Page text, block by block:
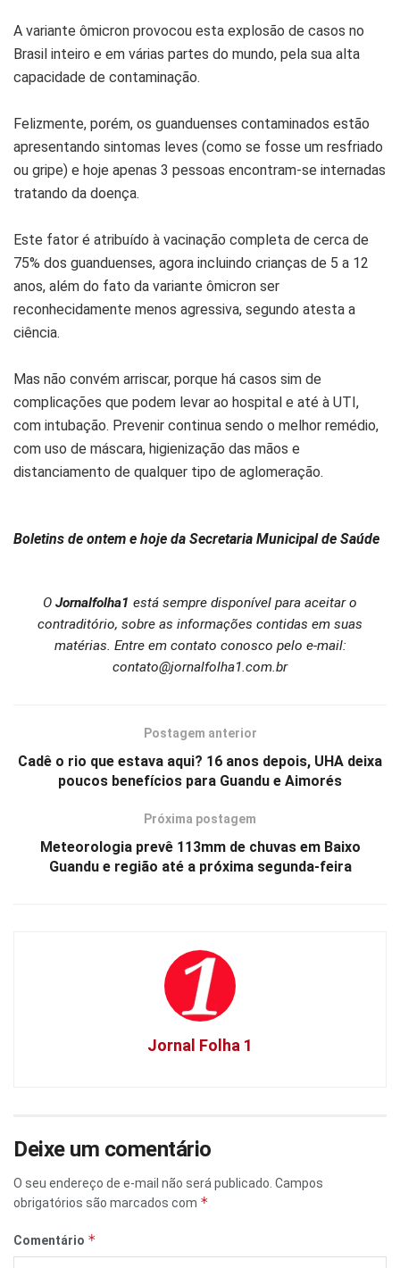
A variante ômicron provocou esta explosão de casos no
Brasil inteiro e em várias partes do mundo, pela sua alta
capacidade de contaminação.
Felizmente, porém, os guanduenses contaminados estão
apresentando sintomas leves (como se fosse um resfriado
ou gripe) e hoje apenas 3 pessoas encontram-se internadas
tratando da doença.
Este fator é atribuído à vacinação completa de cerca de
75% dos guanduenses, agora incluindo crianças de 5 a 12
anos, além do fato da variante ômicron ser
reconhecidamente menos agressiva, segundo atesta a
ciência.
Mas não convém arriscar, porque há casos sim de
complicações que podem levar ao hospital e até à UTI,
com intubação. Prevenir continua sendo o melhor remédio,
com uso de máscara, higienização das mãos e
distanciamento de qualquer tipo de aglomeração.
Boletins de ontem e hoje da Secretaria Municipal de Saúde
O Jornalfolha1 está sempre disponível para aceitar o
contraditório, sobre as informações contidas em suas
matérias. Entre em contato conosco pelo e-mail:
contato@jornalfolha1.com.br
Postagem anterior
Cadê o rio que estava aqui? 16 anos depois, UHA deixa
poucos benefícios para Guandu e Aimorés
Próxima postagem
Meteorologia prevê 113mm de chuvas em Baixo
Guandu e região até a próxima segunda-feira
Jornal Folha 1
Deixe um comentário
O seu endereço de e-mail não será publicado. Campos
obrigatórios são marcados com *
Comentário *